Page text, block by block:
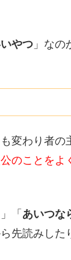
やつ 」なの
変わり者の
のことをよ
」「 あいつな
先読みした